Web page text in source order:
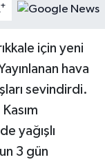
+
için yeni
hava
sevindirdi.
yağışlı
3 gün